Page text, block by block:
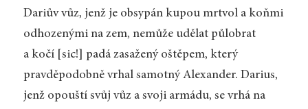
Dariův vůz, jenž je obsypán kupou mrtvol a koňmi
odhozenými na zem, nemůže udělat půlobrat
a kočí [sic!] padá zasažený oštěpem, který
pravděpodobně vrhal samotný Alexander. Darius,
jenž opouští svůj vůz a svoji armádu, se vrhá na